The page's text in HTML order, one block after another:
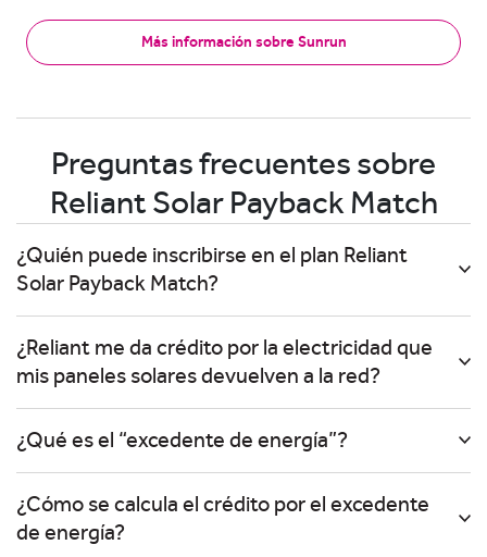
Más información sobre Sunrun
Preguntas frecuentes sobre
Reliant Solar Payback Match
¿Quién puede inscribirse en el plan Reliant
Solar Payback Match?
¿Reliant me da crédito por la electricidad que
mis paneles solares devuelven a la red?
¿Qué es el “excedente de energía”?
¿Cómo se calcula el crédito por el excedente
de energía?